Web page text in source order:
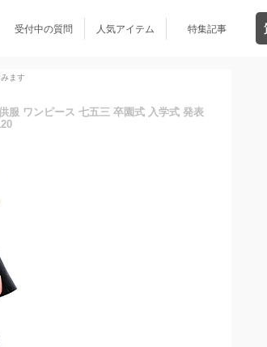
受付中の質問 人気アイテム 特集記事
ます
服 ワンピース 七五三 卒園式 入学式 発表